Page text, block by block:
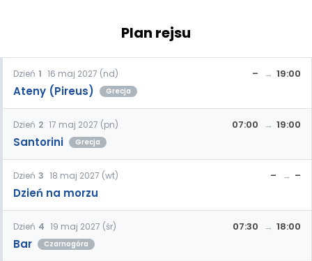
Plan rejsu
Dzień 1 16 maj 2027 (nd)
Ateny (Pireus) Grecja
– 19:00
Dzień 2 17 maj 2027 (pn)
Santorini Grecja
07:00 19:00
Dzień 3 18 maj 2027 (wt)
Dzień na morzu
– –
Dzień 4 19 maj 2027 (śr)
Bar Czarnogóra
07:30 18:00